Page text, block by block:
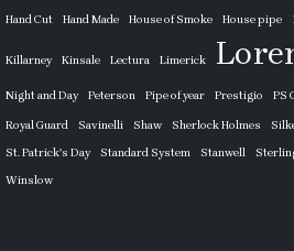
Hand Cut
Hand Made House of Smoke House pipe
Killarney Kinsale Lectura Limerick
Night and Day Peterson Pipe of year Prestigio PS
Royal Guard Savinelli Shaw Sherlock Holmes
St. Patrick's Day Standard System Stanwell
Winslow